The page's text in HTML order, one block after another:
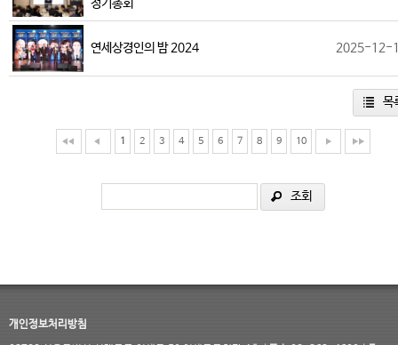
정기총회
연세상경인의 밤 2024 2025-12-
목
1 2 3 4 5 6 7 8 9 10
조회
개인정보처리방침